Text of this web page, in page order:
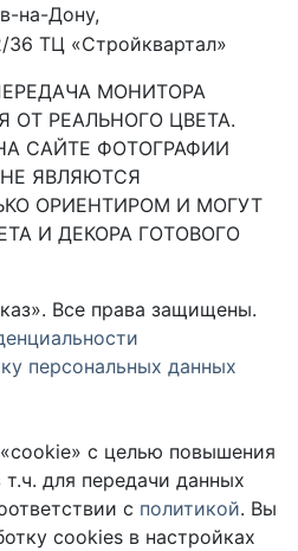
на-Дону,
36 ТЦ «Стройквартал»
МОНИТОРА
ОТ РЕАЛЬНОГО ЦВЕТА.
САЙТЕ ФОТОГРАФИИ
ЯВЛЯЮТСЯ
ОРИЕНТИРОМ И МОГУТ
И ДЕКОРА ГОТОВОГО
Все права защищены.
персональных данных
с целью повышения
для передачи данных
с политикой. Вы
cookies в настройках